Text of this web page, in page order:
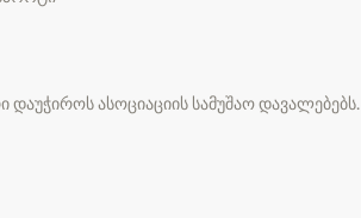
ასოციაციის სამუშაო დავალებებს.